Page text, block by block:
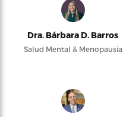
Dra. Bárbara D. Barros
Salud Mental & Menopausia